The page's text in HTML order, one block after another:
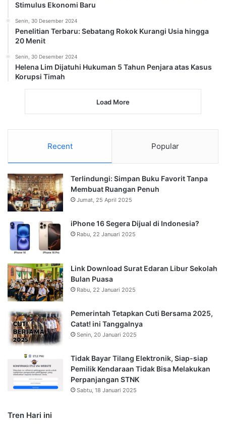
Stimulus Ekonomi Baru
Senin, 30 Desember 2024
Penelitian Terbaru: Sebatang Rokok Kurangi Usia hingga
20 Menit
Senin, 30 Desember 2024
Helena Lim Dijatuhi Hukuman 5 Tahun Penjara atas Kasus
Korupsi Timah
Load More
Recent Popular
Terlindungi: Simpan Buku Favorit Tanpa
Membuat Ruangan Penuh
Jumat, 25 April 2025
iPhone 16 Segera Dijual di Indonesia?
Rabu, 22 Januari 2025
Link Download Surat Edaran Libur Sekolah
Bulan Puasa
Rabu, 22 Januari 2025
Pemerintah Tetapkan Cuti Bersama 2025,
Catat! ini Tanggalnya
Senin, 20 Januari 2025
Tidak Bayar Tilang Elektronik, Siap-siap
Pemilik Kendaraan Tidak Bisa Melakukan
Perpanjangan STNK
Sabtu, 18 Januari 2025
Tren Hari ini